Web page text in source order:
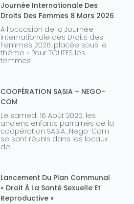
Journée Internationale Des
Droits Des Femmes 8 Mars 2026
À l’occasion de la Journée
Internationale des Droits des
Femmes 2026, placée sous le
thème « Pour TOUTES les
femmes
COOPÉRATION SASIA – NEGO-
COM
Le samedi 16 Août 2025, les
anciens enfants parrainés de la
coopération SASIA_Nego-Com
se sont réunis dans les locaux
de
Lancement Du Plan Communal
« Droit À La Santé Sexuelle Et
Reproductive »